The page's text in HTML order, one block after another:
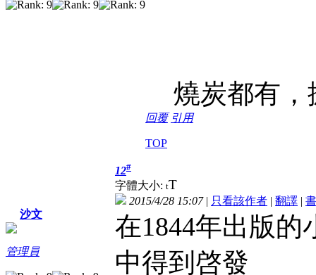
燒炭都有，
回覆 引用
TOP
沙文
管理員
12#
字體大小: tT
2015/4/28 15:07| 只看該作者 | 翻譯 |
在1844年出版
中得到啓發